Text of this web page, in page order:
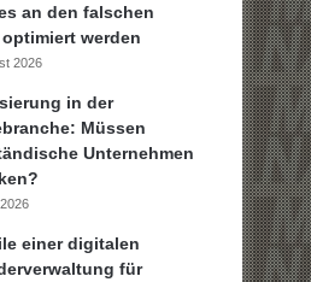
an den falschen
werden
2026
in der
Müssen
Unternehmen
einer digitalen
für